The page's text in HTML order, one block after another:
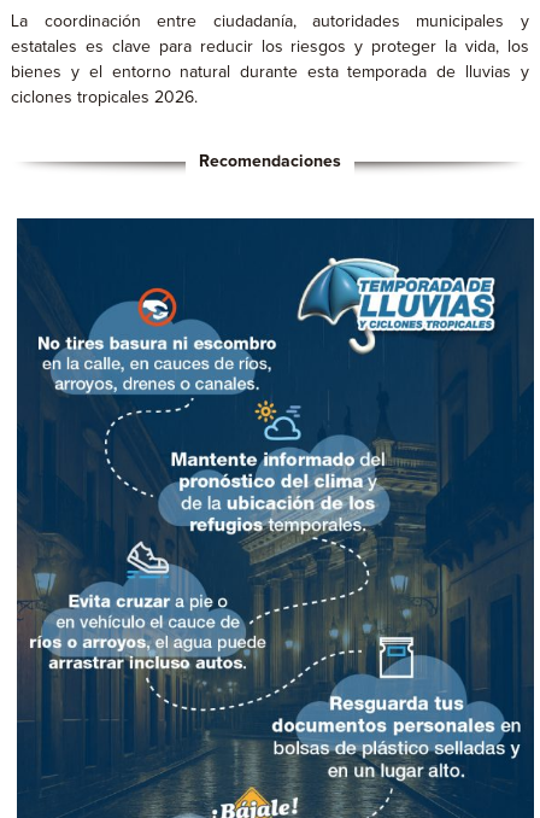
La coordinación entre ciudadanía, autoridades municipales y
estatales es clave para reducir los riesgos y proteger la vida, los
bienes y el entorno natural durante esta temporada de lluvias y
ciclones tropicales 2026.
Recomendaciones